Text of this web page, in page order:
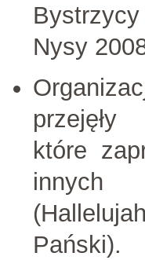
Nysy
które
innych
Pański).